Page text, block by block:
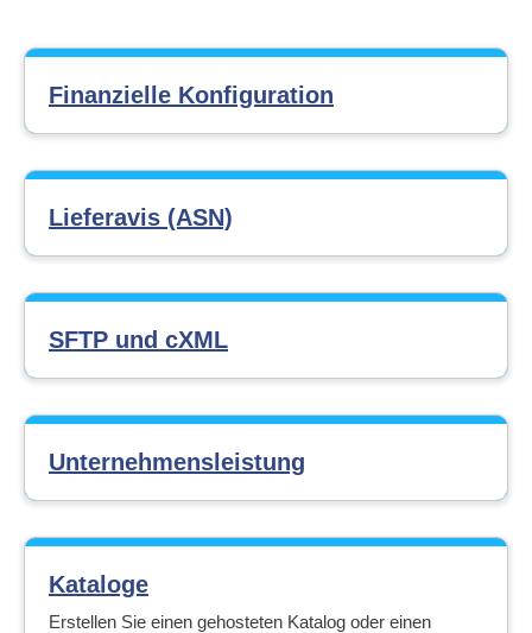
Finanzielle Konfiguration
Lieferavis (ASN)
SFTP und cXML
Unternehmensleistung
Kataloge
Erstellen Sie einen gehosteten Katalog oder einen